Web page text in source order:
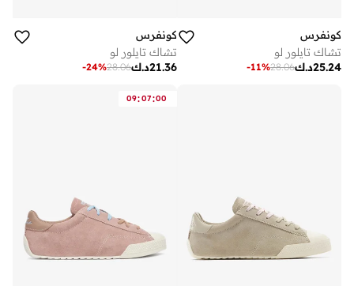
كونفرس
تشاك تايلور لو
د.ك25.24
28.06
-11%
كونفرس
تشاك تايلور لو
د.ك21.36
28.06
-24%
09:07:00